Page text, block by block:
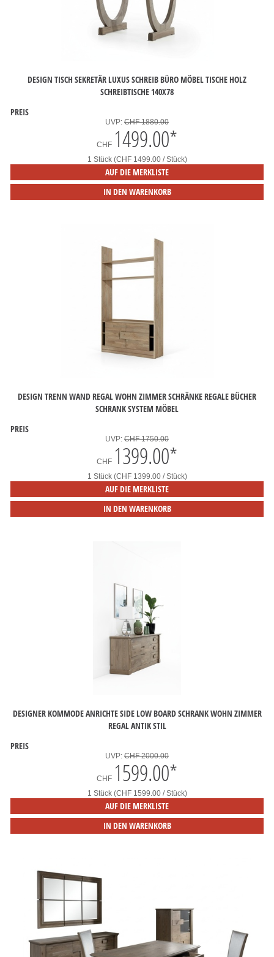
DESIGN TISCH SEKRETÄR LUXUS SCHREIB BÜRO MÖBEL TISCHE HOLZ
SCHREIBTISCHE 140X78
PREIS
UVP: CHF 1880.00
CHF 1499.00*
1 Stück (CHF 1499.00 / Stück)
AUF DIE MERKLISTE
IN DEN WARENKORB
DESIGN TRENN WAND REGAL WOHN ZIMMER SCHRÄNKE REGALE BÜCHER
SCHRANK SYSTEM MÖBEL
PREIS
UVP: CHF 1750.00
CHF 1399.00*
1 Stück (CHF 1399.00 / Stück)
AUF DIE MERKLISTE
IN DEN WARENKORB
DESIGNER KOMMODE ANRICHTE SIDE LOW BOARD SCHRANK WOHN ZIMMER
REGAL ANTIK STIL
PREIS
UVP: CHF 2000.00
CHF 1599.00*
1 Stück (CHF 1599.00 / Stück)
AUF DIE MERKLISTE
IN DEN WARENKORB